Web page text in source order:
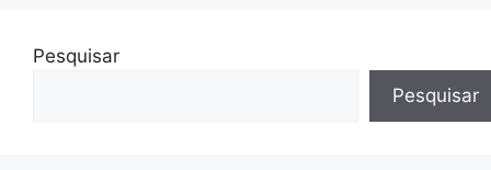
Pesquisar
Pesquisar